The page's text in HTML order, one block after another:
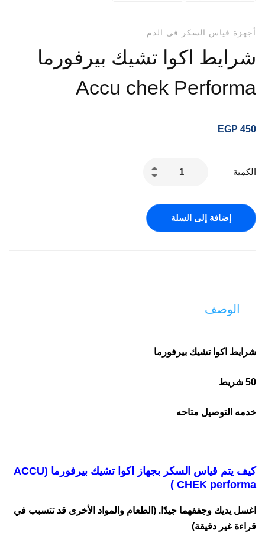
أجهزة قياس السكر في الدم
شرايط اكوا تشيك بيرفورما
Accu chek Performa
EGP 450
الكمية
إضافة إلى السلة
الوصف
شرايط اكوا تشيك بيرفورما
50 شريط
خدمه التوصيل متاحه
كيف يتم قياس السكر بجهاز اكوا تشيك بيرفورما (ACCU
CHEK performa )
اغسل يديك وجففهما جيدًا. (الطعام والمواد الأخرى قد تتسبب في
قراءة غير دقيقة)